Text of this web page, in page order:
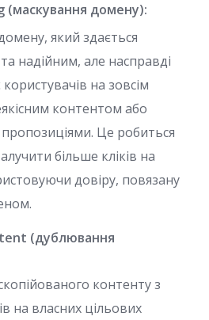
(маскування домену):
який здається
надійним, але насправді
на зовсім
контентом або
Це робиться
більше кліків на
довіру, повязану
(дублювання
контенту з
на власних цільових